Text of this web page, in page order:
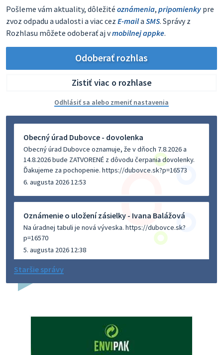
Pošleme vám aktuality, dôležité oznámenia, pripomienky pre
zvoz odpadu a udalosti a viac cez E-maila SMS. Správy z
Rozhlasu môžete odoberať aj vmobilnej appke.
Odoberať rozhlas
Zistiť viac o rozhlase
Odhlásiť sa alebo zmeniť nastavenia
Obecný úrad Dubovce - dovolenka
Obecný úrad Dubovce oznamuje, že v dňoch 7.8.2026 a
14.8.2026 bude ZATVORENÉ z dôvodu čerpania dovolenky.
Ďakujeme za pochopenie. https://dubovce.sk?p=16573
6. augusta 2026 12:53
Oznámenie o uložení zásielky - Ivana Balážová
Na úradnej tabuli je nová výveska. https://dubovce.sk?
p=16570
5. augusta 2026 12:38
Dovolenka - MUDr. Marián Sivoň
budeZATVORENÁ z dôvodu čerpania dovolenky. Akútne
prípady bude riešiť MUDr.Fisch…
Staršie správy